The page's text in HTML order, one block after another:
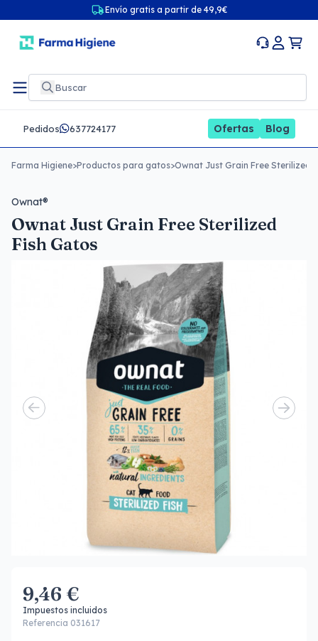
Envío gratis a partir de 49,9€
Pedidos 637724177 Ofertas Blog
Farma Higiene>Productos para gatos>Ownat Just Grain Free Sterilized
Ownat®
Ownat Just Grain Free Sterilized
Fish Gatos
9,46 €
Impuestos incluidos
Referencia 031617